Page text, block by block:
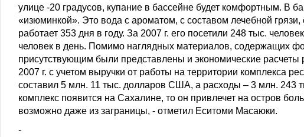
улице -20 градусов, купание в бассейне будет комфортным. В
«изюминкой». Это вода с ароматом, с составом лечебной
работает 353 дня в году. За 2007 г. его посетили 248 тыс.
человек в день. Помимо наглядных материалов, содержащих
присутствующим были представлены и экономические расчеты
2007 г. с учетом выручки от работы на территории комплекса
составил 5 млн. 11 тыс. долларов США, а расходы – 3 млн. 243
комплекс появится на Сахалине, то он привлечет на остров
возможно даже из заграницы, - отметил Еситоми Масаюки.
-